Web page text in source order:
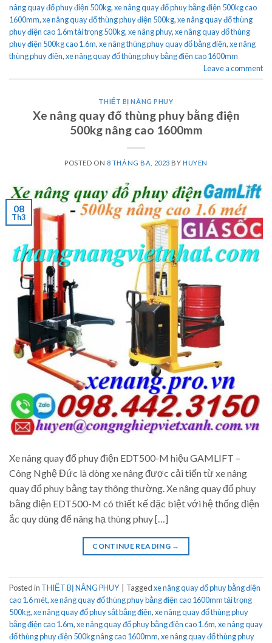
nâng quay đổ phuy điện 500kg,xe nâng quay đổ phuy bằng điện 500kg cao
1600mm,xe nâng quay đổ thùng phuy điện 500kg,xe nâng quay đổ thùng
phuy điện cao 1.6m tải trọng 500kg,xe nâng phuy,xe nâng quay đổ thùng
phuy điện 500kg cao 1.6m,xe nâng thùng phuy quay đổ bằng điện,xe nâng
thùng phuy điện,xe nâng quay đổ thùng phuy bằng điện cao 1600mm
Leave a comment
THIẾT BỊ NÂNG PHUY
Xe nâng quay đổ thùng phuy bằng điện
500kg nâng cao 1600mm
POSTED ON 8 THÁNG BA, 2023 BY HUYEN
08
Th3
Xe nâng quay đổ phuy điện EDT500-M hiệu GAMLIFT –
Công Nghệ Đức là dòng xe nâng được cải tiến từ xe nâng
quay đổ phuy bằng tay thông thường. Xe nâng quay đổ phuy
bằng điện EDT500-M có thiết kế đặc biệt với hệ thống điện
ắc quy dùng để nâng hạ thùng phuy […]
CONTINUE READING →
Posted in THIẾT BỊ NÂNG PHUY Taggedxe nâng quay đổ phuy bằng điện
cao 1.6 mét,xe nâng quay đổ thùng phuy bằng điện cao 1600mm tải trọng
500kg,xe nâng quay đổ phuy sắt bằng điện,xe nâng quay đổ thùng phuy
bằng điện cao 1.6m,xe nâng quay đổ phuy bằng điện cao 1.6m,xe nâng quay
đổ thùng phuy điện 500kg nâng cao 1600mm,xe nâng quay đổ thùng phuy